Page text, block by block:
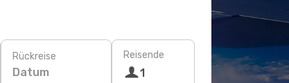
Rückreise
Datum
Reisende
1